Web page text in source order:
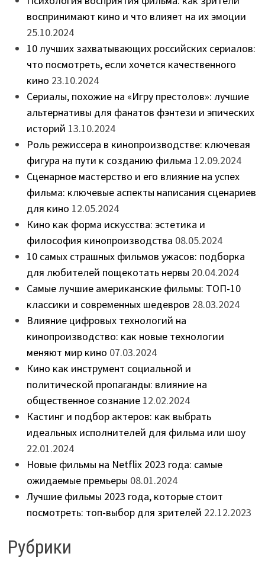
воспринимают кино и что влияет на их эмоции
25.10.2024
10 лучших захватывающих российских сериалов:
что посмотреть, если хочется качественного
кино 23.10.2024
Сериалы, похожие на «Игру престолов»: лучшие
альтернативы для фанатов фэнтези и эпических
историй 13.10.2024
Роль режиссера в кинопроизводстве: ключевая
фигура на пути к созданию фильма 12.09.2024
Сценарное мастерство и его влияние на успех
фильма: ключевые аспекты написания сценариев
для кино 12.05.2024
Кино как форма искусства: эстетика и
философия кинопроизводства 08.05.2024
10 самых страшных фильмов ужасов: подборка
для любителей пощекотать нервы 20.04.2024
Самые лучшие американские фильмы: ТОП-10
классики и современных шедевров 28.03.2024
Влияние цифровых технологий на
кинопроизводство: как новые технологии
меняют мир кино 07.03.2024
Кино как инструмент социальной и
политической пропаганды: влияние на
общественное сознание 12.02.2024
Кастинг и подбор актеров: как выбрать
идеальных исполнителей для фильма или шоу
22.01.2024
Новые фильмы на Netflix 2023 года: самые
ожидаемые премьеры 08.01.2024
Лучшие фильмы 2023 года, которые стоит
посмотреть: топ-выбор для зрителей 22.12.2023
Рубрики